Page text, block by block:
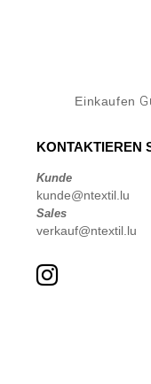
Einkaufen
KONTAKTIEREN
Kunde
kunde@ntextil.lu
Sales
verkauf@ntextil.lu